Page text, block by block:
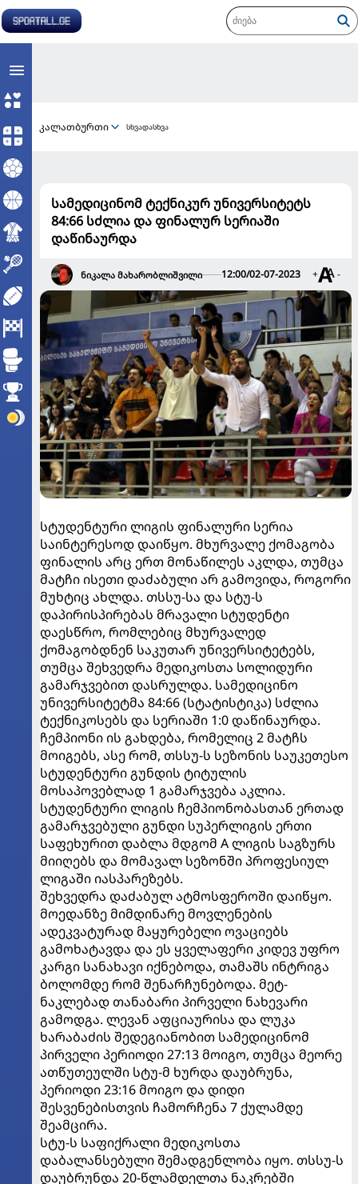
კალათბურთი სხვადასხვა
სამედიცინომ ტექნიკურ უნივერსიტეტს
84:66 სძლია და ფინალურ სერიაში
დაწინაურდა
ნიკალა მახარობლიშვილი 12:00/02-07-2023 + -
სტუდენტური ლიგის ფინალური სერია
საინტერესოდ დაიწყო. მხურვალე ქომაგობა
ფინალის არც ერთ მონაწილეს აკლდა, თუმცა
მატჩი ისეთი დაძაბული არ გამოვიდა, როგორი
მუხტიც ახლდა. თსსუ-სა და სტუ-ს
დაპირისპირებას მრავალი სტუდენტი
დაესწრო, რომლებიც მხურვალედ
ქომაგობდნენ საკუთარ უნივერსიტეტებს,
თუმცა შეხვედრა მედიკოსთა სოლიდური
გამარჯვებით დასრულდა. სამედიცინო
უნივერსიტეტმა 84:66 (სტატისტიკა) სძლია
ტექნიკოსებს და სერიაში 1:0 დაწინაურდა.
ჩემპიონი ის გახდება, რომელიც 2 მატჩს
მოიგებს, ასე რომ, თსსუ-ს სეზონის საუკეთესო
სტუდენტური გუნდის ტიტულის
მოსაპოვებლად 1 გამარჯვება აკლია.
სტუდენტური ლიგის ჩემპიონობასთან ერთად
გამარჯვებული გუნდი სუპერლიგის ერთი
საფეხურით დაბლა მდგომ A ლიგის საგზურს
მიიღებს და მომავალ სეზონში პროფესიულ
ლიგაში იასპარეზებს.
შეხვედრა დაძაბულ ატმოსფეროში დაიწყო.
მოედანზე მიმდინარე მოვლენების
ადეკვატურად მაყურებელი ოვაციებს
გამოხატავდა და ეს ყველაფერი კიდევ უფრო
კარგი სანახავი იქნებოდა, თამაშს ინტრიგა
ბოლომდე რომ შენარჩუნებოდა. მეტ-
ნაკლებად თანაბარი პირველი ნახევარი
გამოდგა. ლევან აფციაურისა და ლუკა
ხარაბაძის შედეგიანობით სამედიცინომ
პირველი პერიოდი 27:13 მოიგო, თუმცა მეორე
ათწუთეულში სტუ-მ ხურდა დაუბრუნა,
პერიოდი 23:16 მოიგო და დიდი
შესვენებისთვის ჩამორჩენა 7 ქულამდე
შეამცირა.
სტუ-ს საფიქრალი მედიკოსთა
დაბალანსებული შემადგენლობა იყო. თსსუ-ს
დაუბრუნდა 20-წლამდელთა ნაკრებში